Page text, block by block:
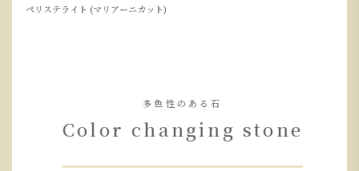
ペリステライト (マリアーニカット)
多色性のある石
Color changing stone